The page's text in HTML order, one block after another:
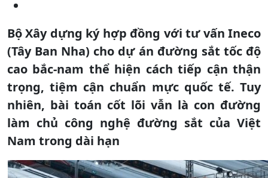
Bộ Xây dựng ký hợp đồng với tư vấn Ineco
(Tây Ban Nha) cho dự án đường sắt tốc độ
cao bắc-nam thể hiện cách tiếp cận thận
trọng, tiệm cận chuẩn mực quốc tế. Tuy
nhiên, bài toán cốt lõi vẫn là con đường
làm chủ công nghệ đường sắt của Việt
Nam trong dài hạn